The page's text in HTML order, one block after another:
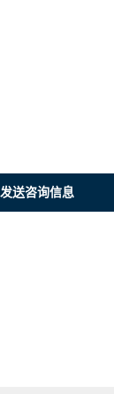
发送咨询信息